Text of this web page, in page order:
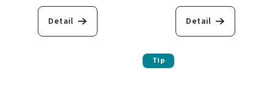
Detail Detail
Tip